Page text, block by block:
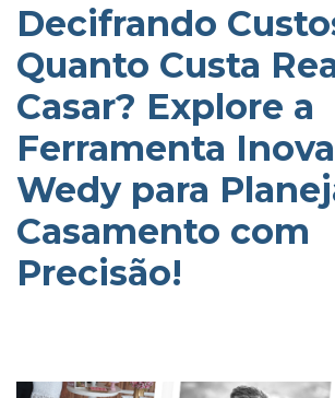
Decifrando
Quanto Custa
Casar? Explore a
Ferramenta
Wedy para
Casamento com
Precisão!